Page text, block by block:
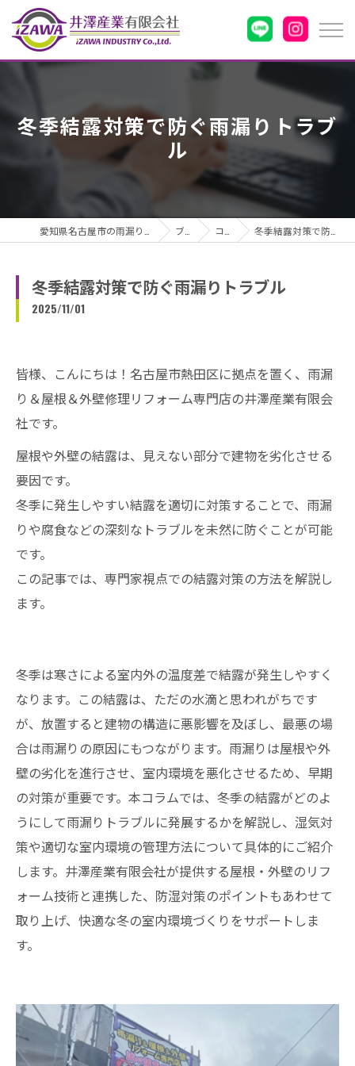
冬季結露対策で防ぐ雨漏りトラブ
ル
ブログ コラム 冬季結露対策で防ぐ雨漏りトラブル
冬季結露対策で防ぐ雨漏りトラブル
2025/11/01
皆様、こんにちは！名古屋市熱田区に拠点を置く、雨漏
り＆屋根＆外壁修理リフォーム専門店の井澤産業有限会
社です。
屋根や外壁の結露は、見えない部分で建物を劣化させる
要因です。
冬季に発生しやすい結露を適切に対策することで、雨漏
りや腐食などの深刻なトラブルを未然に防ぐことが可能
です。
この記事では、専門家視点での結露対策の方法を解説し
ます。
冬季は寒さによる室内外の温度差で結露が発生しやすく
なります。この結露は、ただの水滴と思われがちです
が、放置すると建物の構造に悪影響を及ぼし、最悪の場
合は雨漏りの原因にもつながります。雨漏りは屋根や外
壁の劣化を進行させ、室内環境を悪化させるため、早期
の対策が重要です。本コラムでは、冬季の結露がどのよ
うにして雨漏りトラブルに発展するかを解説し、湿気対
策や適切な室内環境の管理方法について具体的にご紹介
します。井澤産業有限会社が提供する屋根・外壁のリフ
ォーム技術と連携した、防湿対策のポイントもあわせて
取り上げ、快適な冬の室内環境づくりをサポートしま
す。